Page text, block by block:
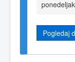
Pogledaj